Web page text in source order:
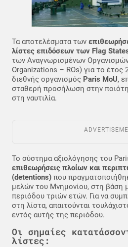
Τα αποτελέσματα των
λίστες επιδόσεων των Flag
των Αναγνωρισμένων
Organizations – ROs) για το έτος
διεθνής οργανισμός Paris MoU,
σταθερή προσήλωση στην
στη ναυτιλία.
Το σύστημα αξιολόγησης του
επιθεωρήσεις πλοίων και
(detentions) που
μελών του Μνημονίου, στη βάση
περιόδου τριών ετών. Για να
στη λίστα, απαιτούνται
εντός αυτής της περιόδου.
Οι σημαίες
λίστες: